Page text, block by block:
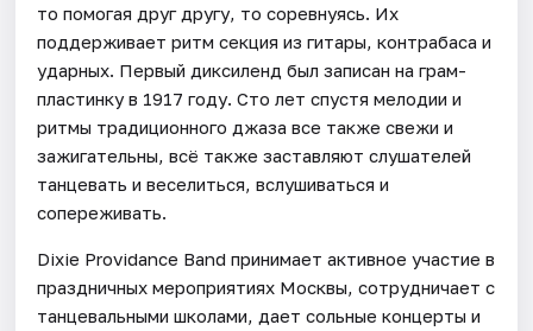
то помогая друг другу, то соревнуясь. Их
поддерживает ритм секция из гитары, контрабаса и
ударных. Первый диксиленд был записан на грам-
пластинку в 1917 году. Сто лет спустя мелодии и
ритмы традиционного джаза все также свежи и
зажигательны, всё также заставляют слушателей
танцевать и веселиться, вслушиваться и
сопереживать.
Dixie Providance Band принимает активное участие в
праздничных мероприятиях Москвы, сотрудничает с
танцевальными школами, дает сольные концерты и